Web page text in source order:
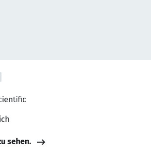
sehen.